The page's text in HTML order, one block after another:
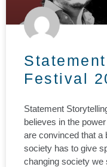
Festival
Statement
believes in the
are convinced that a
society has to give
changing society we